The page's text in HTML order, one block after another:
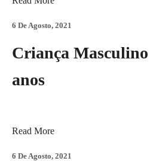
6 De Agosto, 2021
Criança
anos
Read More
6 De Agosto, 2021